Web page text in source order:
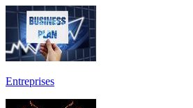
Entreprises